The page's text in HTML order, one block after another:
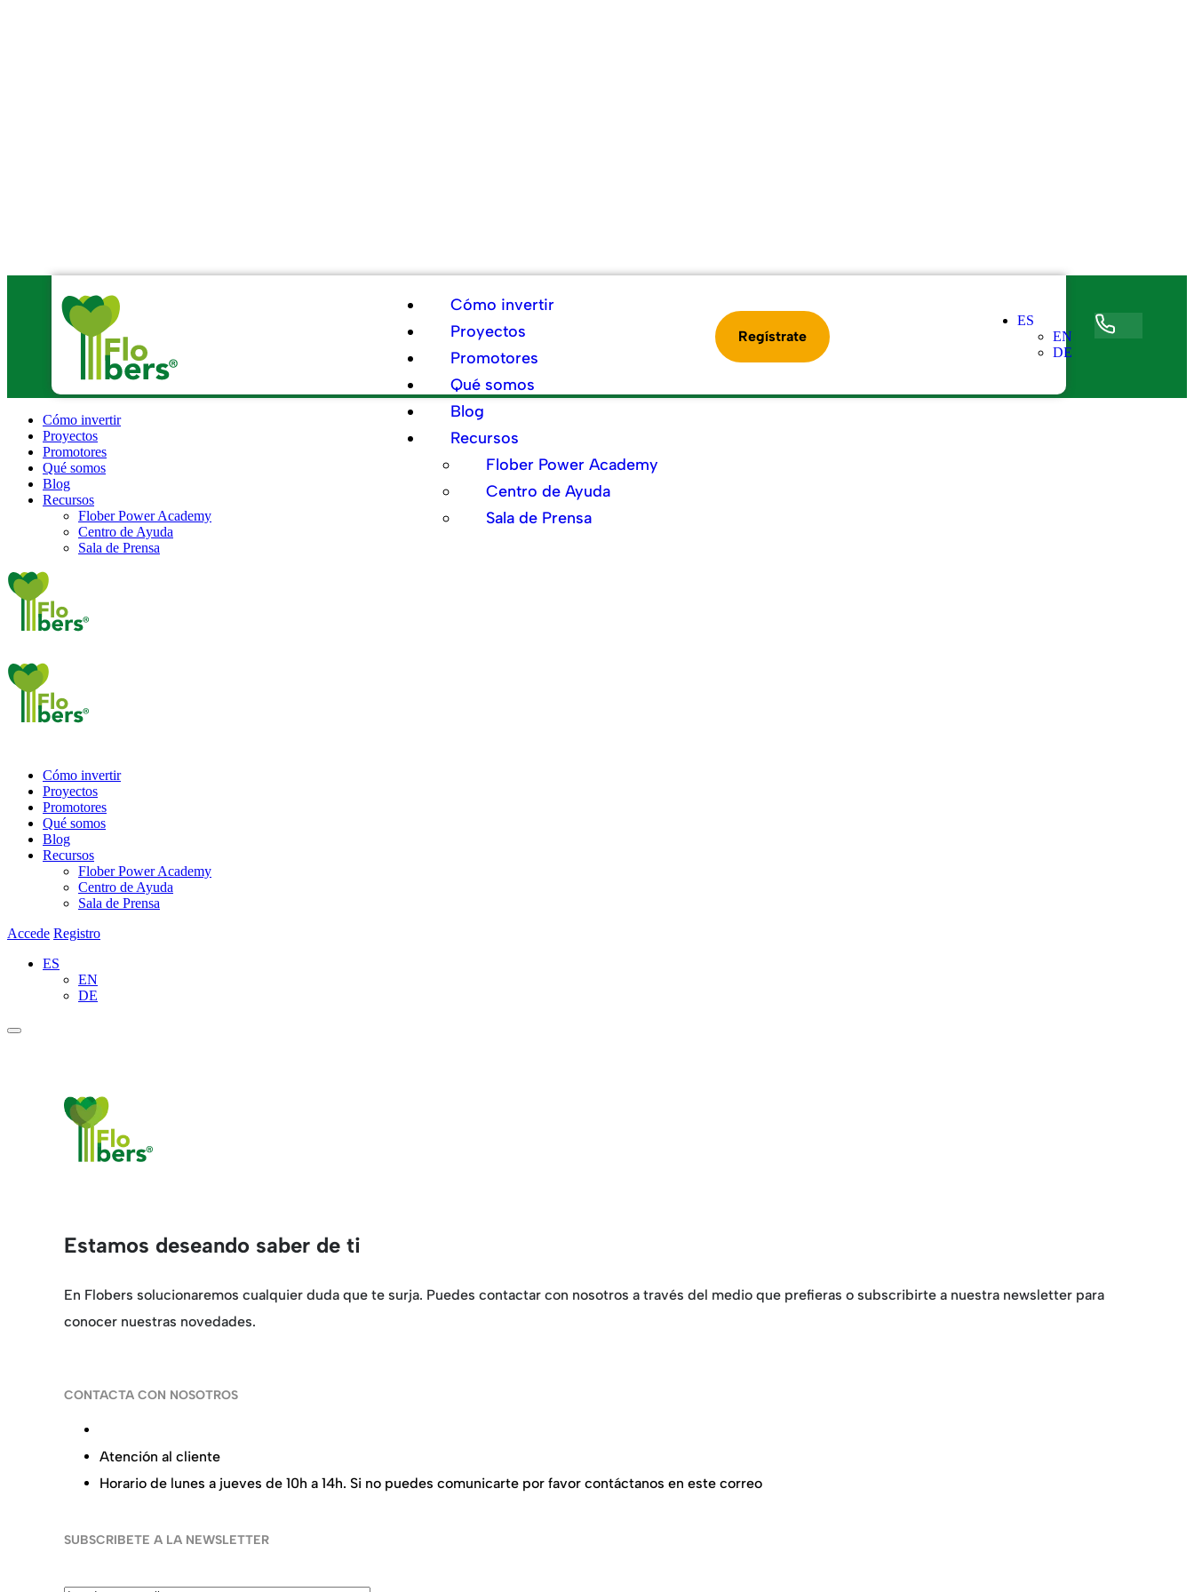
Cómo invertir
Proyectos
Promotores
Qué somos
Blog
Recursos
Flober Power Academy
Centro de Ayuda
Sala de Prensa
Regístrate
ES
EN
DE
Cómo invertir
Proyectos
Promotores
Qué somos
Blog
Recursos
Flober Power Academy
Centro de Ayuda
Sala de Prensa
Cómo invertir
Proyectos
Promotores
Qué somos
Blog
Recursos
Flober Power Academy
Centro de Ayuda
Sala de Prensa
Accede Registro
ES
EN
DE
Estamos deseando saber de ti
En Flobers solucionaremos cualquier duda que te surja. Puedes contactar con nosotros a través del medio que prefieras o subscribirte a nuestra newsletter para
conocer nuestras novedades.
CONTACTA CON NOSOTROS
Atención al cliente
Horario de lunes a jueves de 10h a 14h. Si no puedes comunicarte por favor contáctanos en este correo
SUBSCRIBETE A LA NEWSLETTER